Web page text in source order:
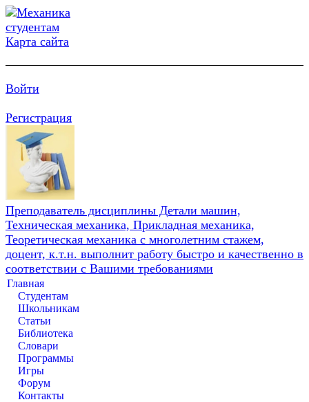
Карта сайта
Войти
Регистрация
Преподаватель дисциплины Детали машин,
Техническая механика, Прикладная механика,
Теоретическая механика с многолетним стажем,
доцент, к.т.н. выполнит работу быстро и качественно в
соответствии с Вашими требованиями
Главная
Студентам
Школьникам
Статьи
Библиотека
Словари
Программы
Игры
Форум
Контакты